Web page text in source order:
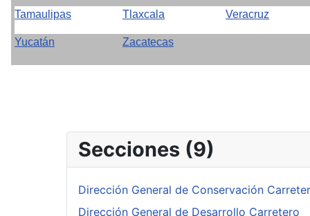
Tamaulipas Tlaxcala Veracruz
Yucatán Zacatecas
Secciones (9)
Dirección General de Conservación
Dirección General de Desarrollo Carretero